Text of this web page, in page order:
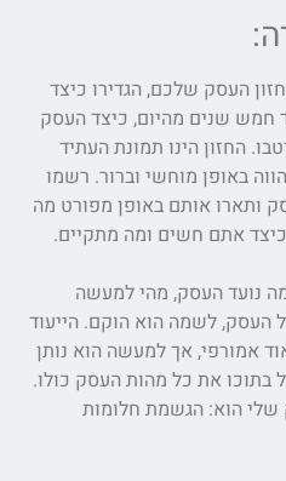
העסק שלכם, הגדירו כיצד
חמש שנים מהיום, כיצד העסק
החזון הינו תמונת העתיד
באופן מוחשי וברור. רשמו
ותארו אותם באופן מפורט מה
אתם חשים ומה מתקיים.
נועד העסק, מהי למעשה
העסק, לשמה הוא הוקם. הייעוד
אמורפי, אך למעשה הוא נותן
בתוכו את כל מהות העסק כולו.
הוא: הגשמת חלומות